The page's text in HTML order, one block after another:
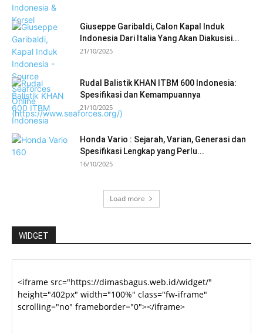
Giuseppe Garibaldi, Calon Kapal Induk
Indonesia Dari Italia Yang Akan Diakusisi...
21/10/2025
Rudal Balistik KHAN ITBM 600 Indonesia:
Spesifikasi dan Kemampuannya
21/10/2025
Honda Vario : Sejarah, Varian, Generasi dan
Spesifikasi Lengkap yang Perlu...
16/10/2025
Load more
WIDGET